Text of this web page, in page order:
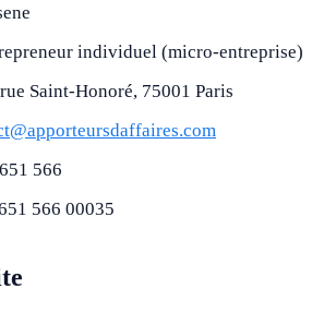
individuel (micro-entreprise)
Saint-Honoré, 75001 Paris
566
566 00035